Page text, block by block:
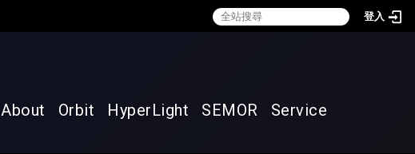
登入
About Orbit HyperLight SEMOR Service